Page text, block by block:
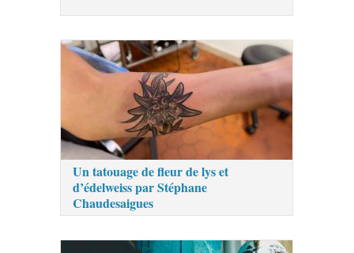
Un tatouage de fleur de lys et
d’édelweiss par Stéphane
Chaudesaigues